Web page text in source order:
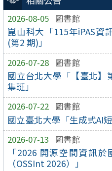
2026-08-05 圖書館
崑山科大「115年iPAS資
(第2 期)」
2026-07-28 圖書館
國立台北大學「【臺北】
集班」
2026-07-22 圖書館
國立臺北大學「生成式AI
2026-07-13 圖書館
「2026 開源空間資訊
（OSSInt 2026）」